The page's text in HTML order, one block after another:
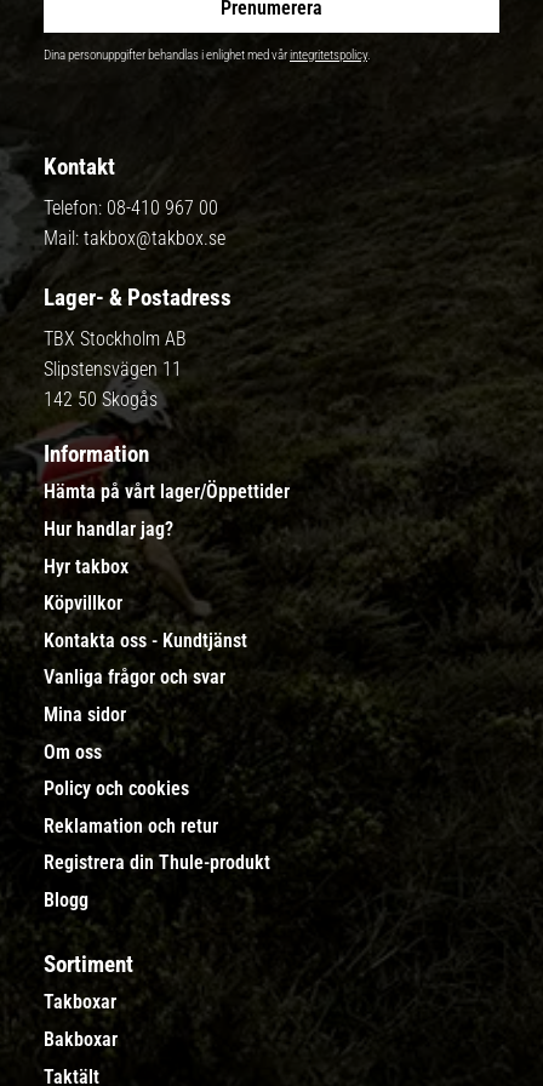
Prenumerera
Dina personuppgifter behandlas i enlighet med vårintegritetspolicy.
Kontakt
Telefon: 08-410 967 00
Mail: takbox@takbox.se
Lager- & Postadress
TBX Stockholm AB
Slipstensvägen 11
142 50 Skogås
Information
Hämta på vårt lager/Öppettider
Hur handlar jag?
Hyr takbox
Köpvillkor
Kontakta oss - Kundtjänst
Vanliga frågor och svar
Mina sidor
Om oss
Policy och cookies
Reklamation och retur
Registrera din Thule-produkt
Blogg
Sortiment
Takboxar
Bakboxar
Taktält